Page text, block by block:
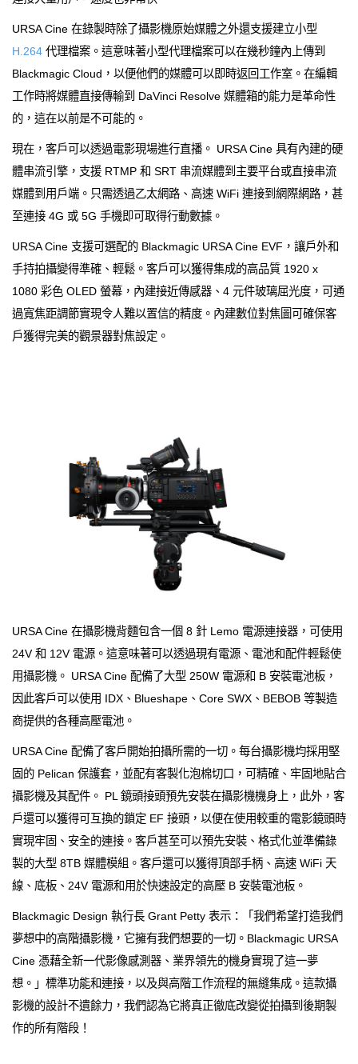
URSA Cine 在錄製時除了攝影機原始媒體之外還支援建立小型
H.264 代理檔案。這意味著小型代理檔案可以在幾秒鐘內上傳到
Blackmagic Cloud，以便他們的媒體可以即時返回工作室。在編輯
工作時將媒體直接傳輸到 DaVinci Resolve 媒體箱的能力是革命性
的，這在以前是不可能的。
現在，客戶可以透過電影現場進行直播。 URSA Cine 具有內建的硬
體串流引擎，支援 RTMP 和 SRT 串流媒體到主要平台或直接串流
媒體到用戶端。只需透過乙太網路、高速 WiFi 連接到網際網路，甚
至連接 4G 或 5G 手機即可取得行動數據。
URSA Cine 支援可選配的 Blackmagic URSA Cine EVF，讓戶外和
手持拍攝變得準確、輕鬆。客戶可以獲得集成的高品質 1920 x
1080 彩色 OLED 螢幕，內建接近傳感器、4 元件玻璃屈光度，可通
過寬焦距調節實現令人難以置信的精度。內建數位對焦圖可確保客
戶獲得完美的觀景器對焦設定。
URSA Cine 在攝影機背麵包含一個 8 針 Lemo 電源連接器，可使用
24V 和 12V 電源。這意味著可以透過現有電源、電池和配件輕鬆使
用攝影機。 URSA Cine 配備了大型 250W 電源和 B 安裝電池板，
因此客戶可以使用 IDX、Blueshape、Core SWX、BEBOB 等製造
商提供的各種高壓電池。
URSA Cine 配備了客戶開始拍攝所需的一切。每台攝影機均採用堅
固的 Pelican 保護套，並配有客製化泡棉切口，可精確、牢固地貼合
攝影機及其配件。 PL 鏡頭接頭預先安裝在攝影機機身上，此外，客
戶還可以獲得可互換的鎖定 EF 接頭，以便在使用較重的電影鏡頭時
實現牢固、安全的連接。客戶甚至可以預先安裝、格式化並準備錄
製的大型 8TB 媒體模組。客戶還可以獲得頂部手柄、高速 WiFi 天
線、底板、24V 電源和用於快速設定的高壓 B 安裝電池板。
Blackmagic Design 執行長 Grant Petty 表示：「我們希望打造我們
夢想中的高階攝影機，它擁有我們想要的一切。Blackmagic URSA
Cine 憑藉全新一代影像感測器、業界領先的機身實現了這一夢
想。」標準功能和連接，以及與高階工作流程的無縫集成。這款攝
影機的設計不遺餘力，我們認為它將真正徹底改變從拍攝到後期製
作的所有階段！